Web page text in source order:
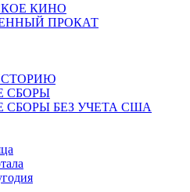
КИНО
ПРОКАТ
СБОРЫ
БЕЗ УЧЕТА США